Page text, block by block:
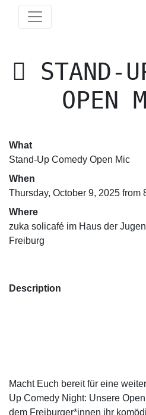
STAND-
OPEN
What
Stand-Up Comedy Open Mic
When
Thursday, October 9, 2025 from
Where
zuka solicafé im Haus der
Freiburg
Description
Macht Euch bereit für eine
Up Comedy Night: Unsere
dem Freiburger*innen ihr